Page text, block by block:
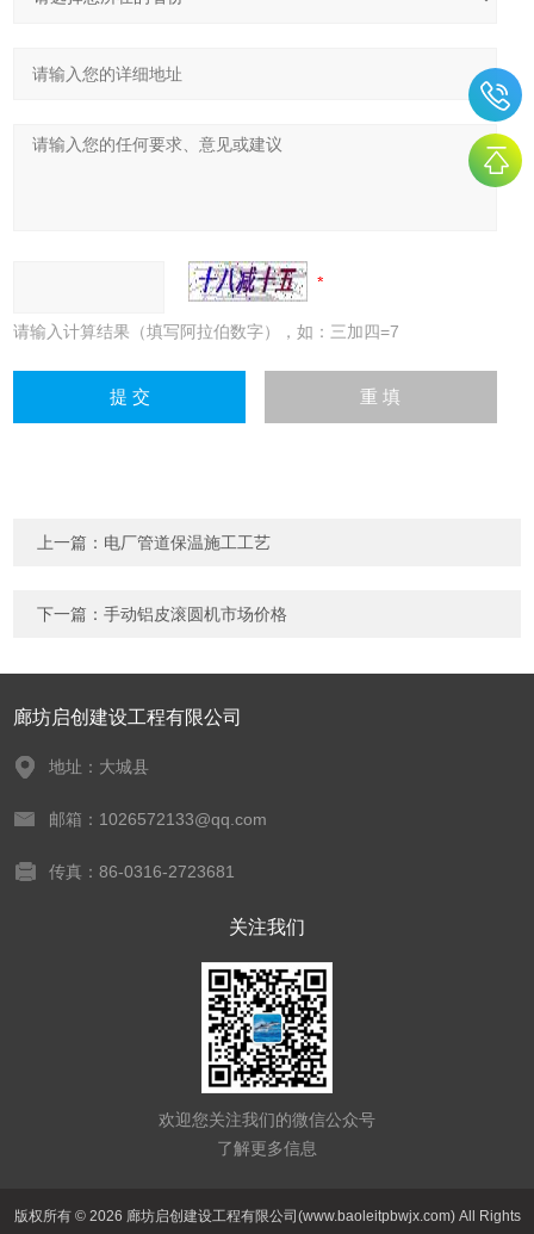
请输入计算结果（填写阿拉伯数字），如：三加四=7
上一篇： 电厂管道保温施工工艺
下一篇：手动铝皮滚圆机市场价格
廊坊启创建设工程有限公司
地址：大城县
邮箱：1026572133@qq.com
传真：86-0316-2723681
关注我们
欢迎您关注我们的微信公众号
了解更多信息
版权所有 © 2026 廊坊启创建设工程有限公司(www.baoleitpbwjx.com) All Rights